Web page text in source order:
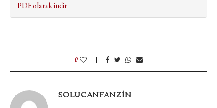
PDF olarak indir
0
SOLUCANFANZIN